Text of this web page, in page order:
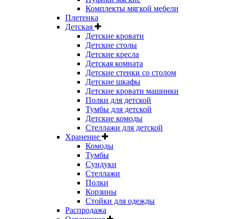
Комплекты мягкой мебели
Плетенка
Детская
Детские кровати
Детские столы
Детские кресла
Детская комната
Детские стенки со столом
Детские шкафы
Детские кровати машинки
Полки для детской
Тумбы для детской
Детские комоды
Стеллажи для детской
Хранение
Комоды
Тумбы
Сундуки
Стеллажи
Полки
Корзины
Стойки для одежды
Распродажа